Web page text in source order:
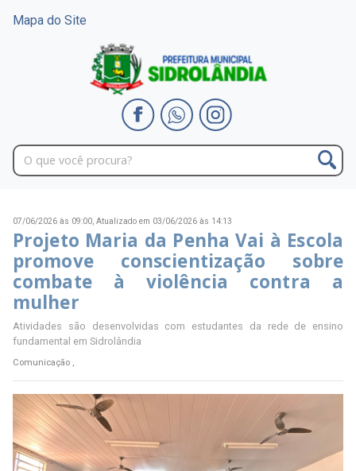
Mapa do Site
07/06/2026 às 09:00, Atualizado em 03/06/2026 às 14:13
Projeto Maria da Penha Vai à Escola
promove conscientização sobre
combate à violência contra a
mulher
Atividades são desenvolvidas com estudantes da rede de ensino
fundamental em Sidrolândia
Comunicação ,